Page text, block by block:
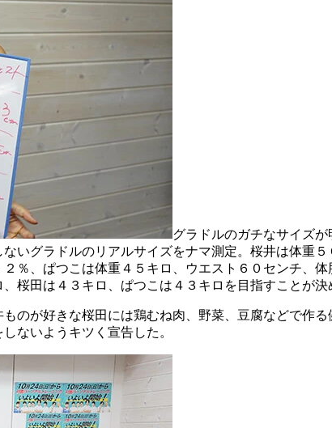
グラドルのガチなサイズが
いグラドルのリアルサイズをナマ測定。桜井は体重
％、ぱつこは体重４５キロ、ウエスト６０センチ、
桜田は４３キロ、ぱつこは４３キロを目指すことが決
のが好きな桜田には鶏むね肉、野菜、豆腐などで作
ないようキツく宣告した。